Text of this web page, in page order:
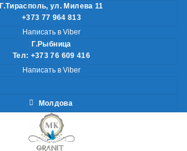
Г.Тирасполь, ул. Милева 11
+373 77 964 813
Написать в Viber
Г.Рыбница
Тел: +373 76 609 416
Написать в Viber
Молдова